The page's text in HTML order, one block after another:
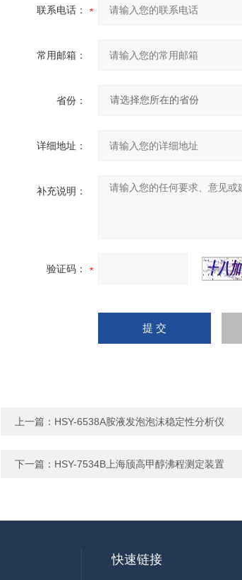
联系电话：
常用邮箱：
省份：
详细地址：
补充说明：
验证码：
上一篇： HSY-6538A胺液发泡泡沫稳定性分析仪
下一篇： HSY-7534B上海颀高甲醇沸程测定装置
快速链接